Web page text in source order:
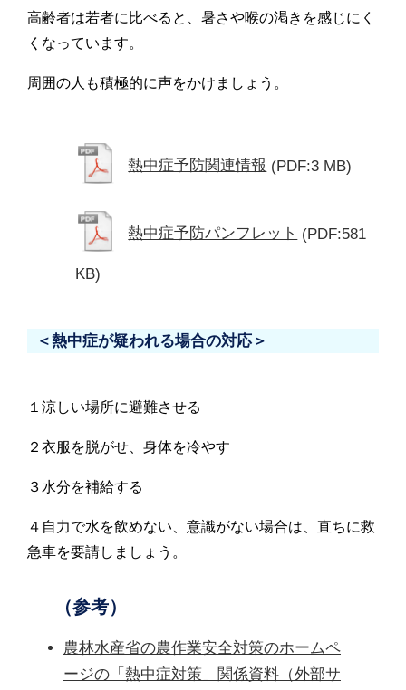
高齢者は若者に比べると、暑さや喉の渇きを感じにく
くなっています。
周囲の人も積極的に声をかけましょう。
熱中症予防関連情報 (PDF:3 MB)
熱中症予防パンフレット (PDF:581
KB)
＜熱中症が疑われる場合の対応＞
１涼しい場所に避難させる
２衣服を脱がせ、身体を冷やす
３水分を補給する
４自力で水を飲めない、意識がない場合は、直ちに救
急車を要請しましょう。
（参考）
農林水産省の農作業安全対策のホームペ
ージの「熱中症対策」関係資料（外部サ